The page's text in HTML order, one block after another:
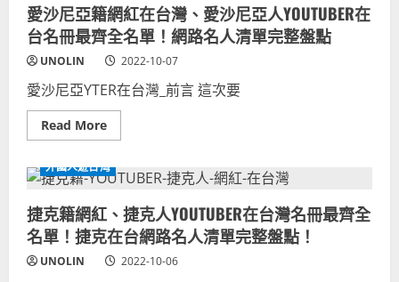
台
白
羅
斯
網
名
人
完
整
盤
亞
籍
YOUTUBER
克
羅
西
亞
人
網
灣
名
齊
全
名
單！
克
愛沙尼亞籍網紅在台灣、愛沙尼亞人YOUTUBER在
台名冊最齊全名單！網路名人清單完整盤點
UNOLIN 2022-10-07
愛沙尼亞YTER在台灣_前言 這次要
Read MoreRead
more
沙
尼
籍
網
紅
在
台
外國人遊台灣
捷克籍網紅、捷克人YOUTUBER在台灣名冊最齊全
名單！捷克在台網路名人清單完整盤點！
UNOLIN 2022-10-06